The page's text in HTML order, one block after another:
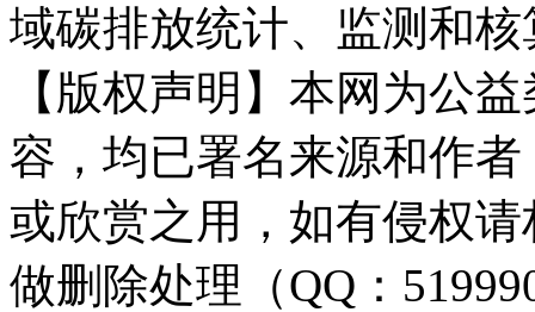
域碳排放统计、监测和
【版权声明】本网为公
容，均已署名来源和作
或欣赏之用，如有侵权
做删除处理（QQ：